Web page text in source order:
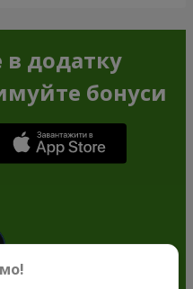
додатку
бонуси